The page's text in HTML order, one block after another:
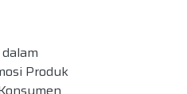
Produk